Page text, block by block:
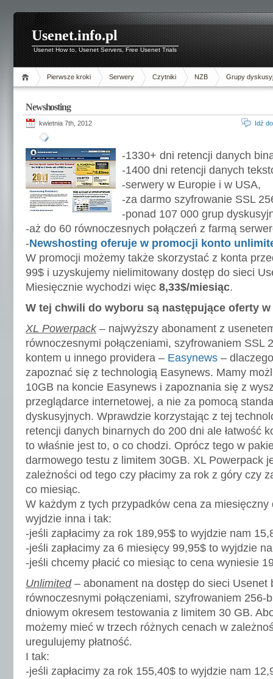
Usenet.info.pl
Usenet How to, Usenet Servers, Free Usenet Trials
Pierwsze kroki Serwery Czytniki NZB Grupy
Newshosting
kwietnia 7th, 2012 Idź
-1330+ dni retencji danych
-1400 dni retencji danych
-serwery w Europie i w USA,
-za darmo szyfrowanie SSL
-ponad 107 000 grup
-aż do 60 równoczesnych połączeń z farmą
-Newshosting oferuje w promocji konto
W promocji możemy także skorzystać z konta
99$ i uzyskujemy nielimitowany dostęp do sieci
Miesięcznie wychodzi więc 8,33$/miesiąc.
W tej chwili do wyboru są następujące oferty
XL Powerpack– najwyższy abonament z
równoczesnymi połączeniami, szyfrowaniem SSL
kontem u innego providera – Easynews –
zapoznać się z technologią Easynews. Mamy
10GB na koncie Easynews i zapoznania się z
przeglądarce internetowej, a nie za pomocą
dyskusyjnych. Wprawdzie korzystając z tej
retencji danych binarnych do 200 dni ale łatwość
to właśnie jest to, o co chodzi. Oprócz tego w
darmowego testu z limitem 30GB. XL Powerpack
zależności od tego czy płacimy za rok z góry czy
co miesiąc.
W każdym z tych przypadków cena za
wyjdzie inna i tak:
-jeśli zapłacimy za rok 189,95$ to wyjdzie nam
-jeśli zapłacimy za 6 miesięcy 99,95$ to wyjdzie
-jeśli chcemy płacić co miesiąc to cena wyniesie
Unlimited– abonament na dostęp do sieci Usenet
równoczesnymi połączeniami, szyfrowaniem 256-
dniowym okresem testowania z limitem 30 GB.
możemy mieć w trzech różnych cenach w
uregulujemy płatność.
I tak:
-jeśli zapłacimy za rok 155,40$ to wyjdzie nam